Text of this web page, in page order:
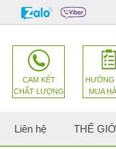
CAM KÉT
CHẤT LƯỢNG
HƯỚNG
MUA
Liên hệ THẾ